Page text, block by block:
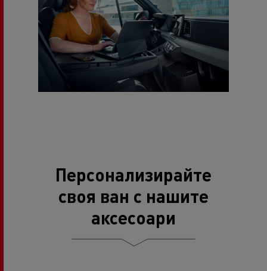
Персонализирайте
своя ван с нашите
аксесоари